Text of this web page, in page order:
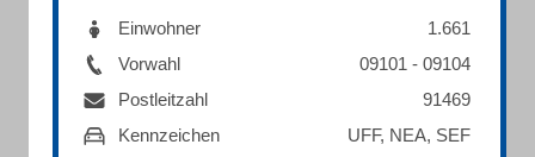
Einwohner
1.661
Vorwahl
09101 - 09104
Postleitzahl
91469
Kennzeichen
UFF, NEA, SEF